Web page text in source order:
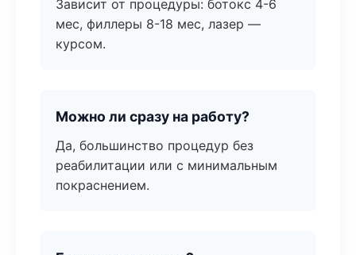
Зависит от процедуры: ботокс 4-6
мес, филлеры 8-18 мес, лазер —
курсом.
Можно ли сразу на работу?
Да, большинство процедур без
реабилитации или с минимальным
покраснением.